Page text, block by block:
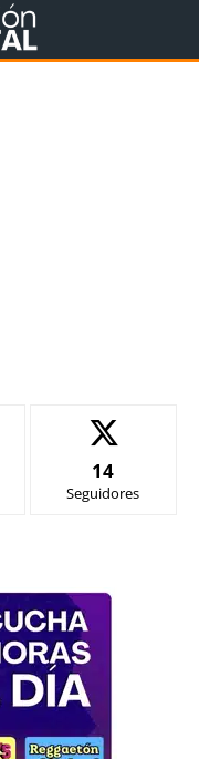
14
Seguidores